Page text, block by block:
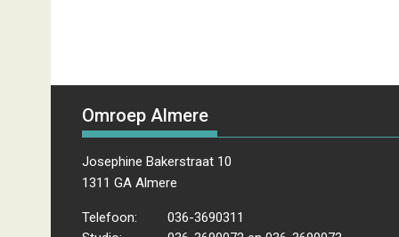
Omroep Almere
Josephine Bakerstraat 10
1311 GA Almere
Telefoon:
036-3690311